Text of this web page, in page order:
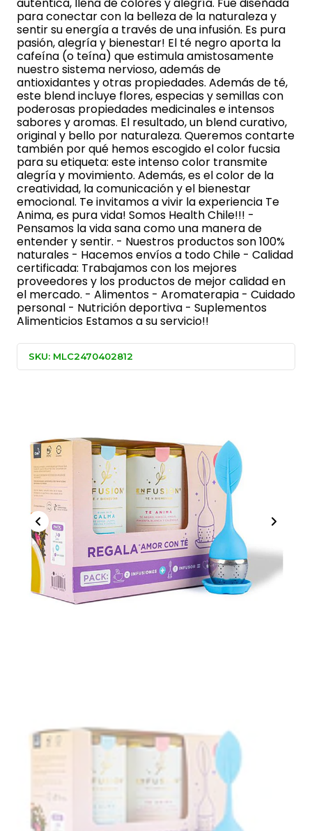
auténtica, llena de colores y alegría. Fue diseñada
para conectar con la belleza de la naturaleza y
sentir su energía a través de una infusión. Es pura
pasión, alegría y bienestar! El té negro aporta la
cafeína (o teína) que estimula amistosamente
nuestro sistema nervioso, además de
antioxidantes y otras propiedades. Además de té,
este blend incluye flores, especias y semillas con
poderosas propiedades medicinales e intensos
sabores y aromas. El resultado, un blend curativo,
original y bello por naturaleza. Queremos contarte
también por qué hemos escogido el color fucsia
para su etiqueta: este intenso color transmite
alegría y movimiento. Además, es el color de la
creatividad, la comunicación y el bienestar
emocional. Te invitamos a vivir la experiencia Te
Anima, es pura vida! Somos Health Chile!!! -
Pensamos la vida sana como una manera de
entender y sentir. - Nuestros productos son 100%
naturales - Hacemos envíos a todo Chile - Calidad
certificada: Trabajamos con los mejores
proveedores y los productos de mejor calidad en
el mercado. - Alimentos - Aromaterapia - Cuidado
personal - Nutrición deportiva - Suplementos
Alimenticios Estamos a su servicio!!
SKU: MLC2470402812